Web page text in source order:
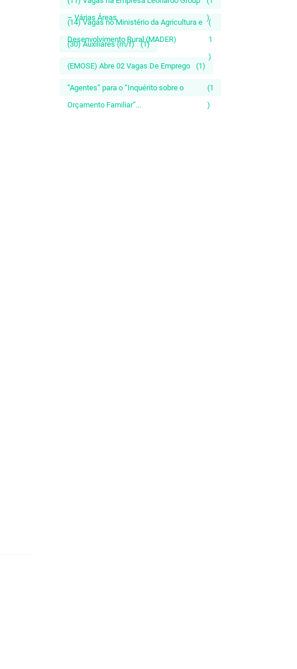
– Várias Áreas
)
(14) Vagas no Ministério da Agricultura e
Desenvolvimento Rural (MADER)
(
1
)
(30) Auxiliares (m/f) (1)
(EMOSE) Abre 02 Vagas De Emprego (1)
“Agentes” para o “Inquérito sobre o
Orçamento Familiar”...
(1
)